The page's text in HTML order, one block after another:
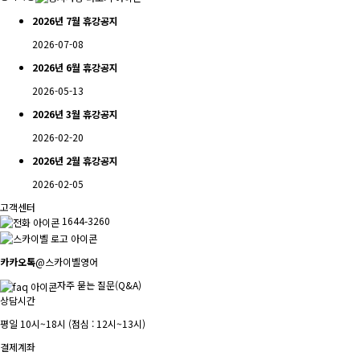
2026년 7월 휴강공지
2026-07-08
2026년 6월 휴강공지
2026-05-13
2026년 3월 휴강공지
2026-02-20
2026년 2월 휴강공지
2026-02-05
고객센터
1644-3260
카카오톡@스카이벨영어
자주 묻는 질문(Q&A)
상담시간
평일 10시~18시 (점심 : 12시~13시)
결제계좌